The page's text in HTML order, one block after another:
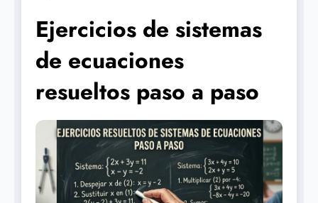
Ejercicios de sistemas
de ecuaciones
resueltos paso a paso